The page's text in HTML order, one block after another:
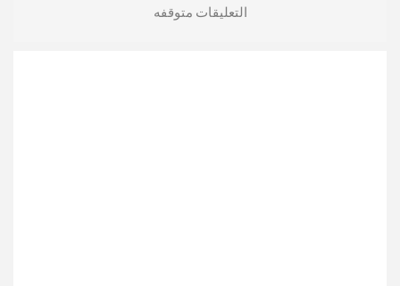
التعليقات متوقفه